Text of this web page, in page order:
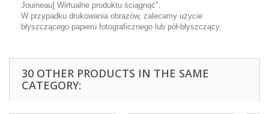
Jouineau] Wirtualne produktu ściągnąć".
W przypadku drukowania obrazów, zalecamy użycie
błyszczącego papieru fotograficznego lub pół-błyszczący.
30 OTHER PRODUCTS IN THE SAME
CATEGORY: